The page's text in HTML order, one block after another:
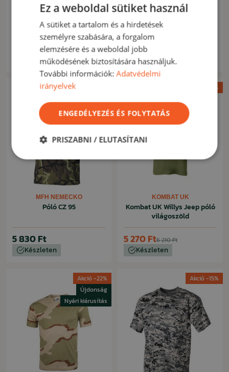
RINOKOR
desert
4 580 Ft
3 570 Ft
Készleten
RINOKOR
4 580 Ft
Készleten
MFH NEMECKO
Póló CZ 95
5 830 Ft
Készleten
Akció -15%
KOMBAT UK
Kombat UK Willys Jeep póló
világoszöld
6 210 Ft
5 270 Ft
Készleten
Akció -22%
Újdonság
Nyári kiárusítás
Akció -15%
Ez a weboldal sütiket használ
A sütiket a tartalom és a hirdetések
személyre szabására, a forgalom
elemzésére és a weboldal jobb
működésének biztosítására használjuk.
További információk:Adatvédelmi
irányelvek
ENGEDÉLYEZÉS ÉS FOLYTATÁS
PRISZABNI / ELUTASÍTANI